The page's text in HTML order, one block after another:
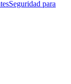
Seguridad para